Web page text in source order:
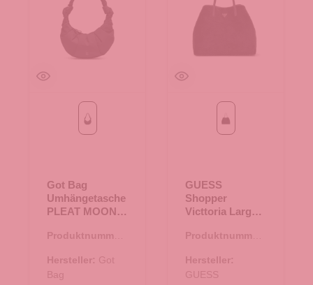
Black
Got Bag
Umhängetasche
PLEAT MOON
Black
Produktnummer:
Hersteller: Got
Bag
Black
GUESS
Shopper
Victtoria Large
Produktnummer:
Hersteller:
GUESS